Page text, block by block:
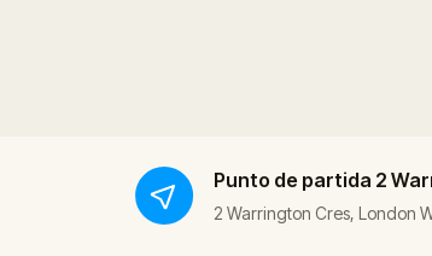
Punto de partida 2
2 Warrington Cres, London